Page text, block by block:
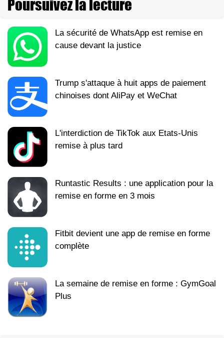
Poursuivez la lecture
La sécurité de WhatsApp est remise en
cause devant la justice
Trump s'attaque à huit apps de paiement
chinoises dont AliPay et WeChat
L'interdiction de TikTok aux Etats-Unis
remise à plus tard
Runtastic Results : une application pour la
remise en forme en 3 mois
Fitbit devient une app de remise en forme
complète
La semaine de remise en forme : GymGoal
Plus